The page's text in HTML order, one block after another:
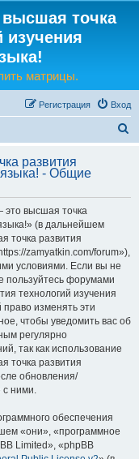
точка
изучения
матрицы.
Вход
Регистрация
развития
языка! - Общие
высшая точка
(в дальнейшем
точка развития
zamyatkin.com/forum»),
условиями. Если вы не
пользуйтесь форумами
технологий изучения
изменять эти
чтобы уведомить вас об
регулярно
так как использование
точка развития
обновления/
с ними.
обеспечения
«они», «программное
Limited», «phpBB